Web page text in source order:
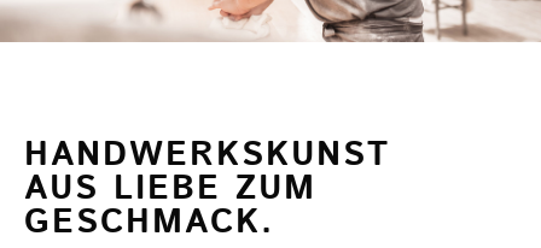
HANDWERKSKUNST
AUS LIEBE ZUM
GESCHMACK.